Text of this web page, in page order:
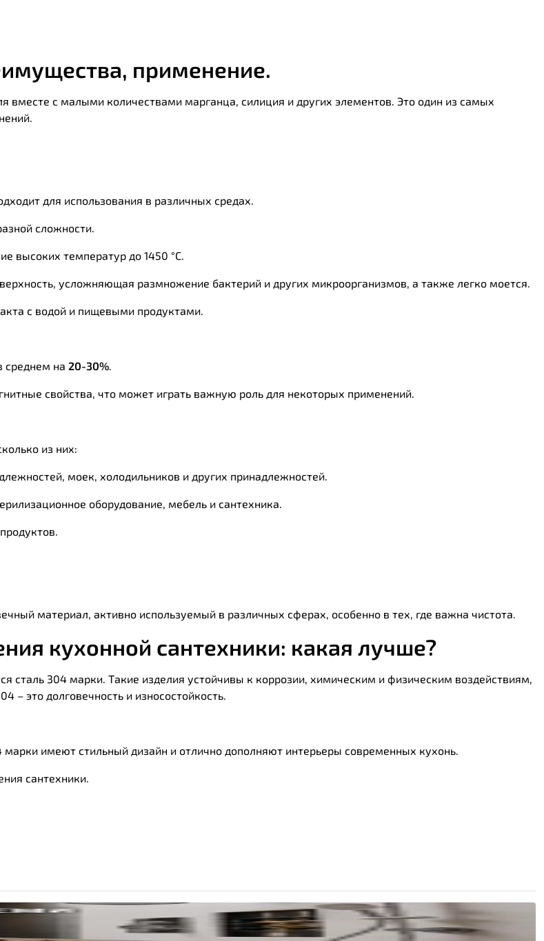
применение.
вместе с малыми количествами марганца, силиция и других элементов. Это один из самых
для использования в различных средах.
сложности.
высоких температур до 1450 °C.
усложняющая размножение бактерий и других микроорганизмов, а также легко моется.
с водой и пищевыми продуктами.
среднем на 20-30%.
свойства, что может играть важную роль для некоторых применений.
из них:
моек, холодильников и других принадлежностей.
оборудование, мебель и сантехника.
материал, активно используемый в различных сферах, особенно в тех, где важна чистота.
кухонной сантехники: какая лучше?
сталь 304 марки. Такие изделия устойчивы к коррозии, химическим и физическим воздействиям,
– это долговечность и износостойкость.
имеют стильный дизайн и отлично дополняют интерьеры современных кухонь.
сантехники.